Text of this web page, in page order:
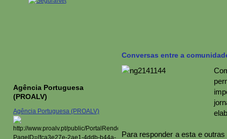
Conversas entre a
Para responder a esta e
Agência Portuguesa
(PROALV)
Agência Portuguesa (PROALV)